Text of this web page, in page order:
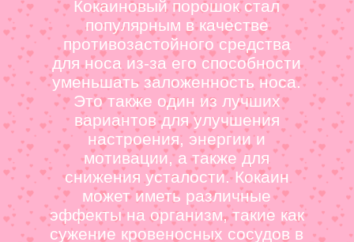
Кокаиновый порошок стал
популярным в качестве
противозастойного средства
для носа из-за его способности
уменьшать заложенность носа.
Это также один из лучших
вариантов для улучшения
настроения, энергии и
мотивации, а также для
снижения усталости. Кокаин
может иметь различные
эффекты на организм, такие как
сужение кровеносных сосудов в